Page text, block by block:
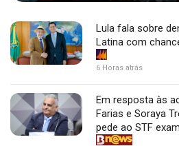
Lula fala sobre
Latina com
6 Horas atrás
Em resposta às
Farias e Soraya
pede ao STF